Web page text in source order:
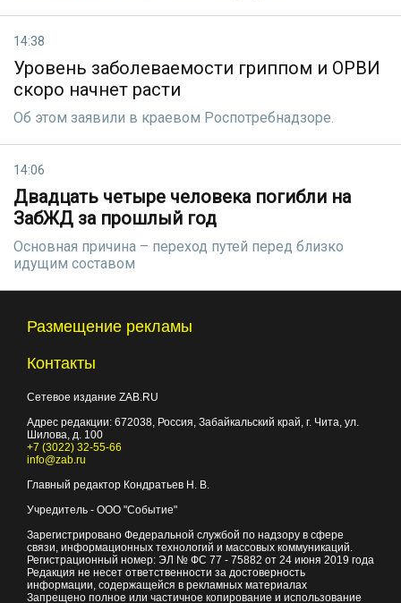
14:38
Уровень заболеваемости гриппом и ОРВИ
скоро начнет расти
Об этом заявили в краевом Роспотребнадзоре.
14:06
Двадцать четыре человека погибли на
ЗабЖД за прошлый год
Основная причина – переход путей перед близко
идущим составом
Размещение рекламы
Контакты
Сетевое издание ZAB.RU
Адрес редакции: 672038, Россия, Забайкальский край, г. Чита, ул.
Шилова, д. 100
+7 (3022) 32-55-66
info@zab.ru
Главный редактор Кондратьев Н. В.
Учредитель - ООО "Событие"
Зарегистрировано Федеральной службой по надзору в сфере
связи, информационных технологий и массовых коммуникаций.
Регистрационный номер: ЭЛ № ФС 77 - 75882 от 24 июня 2019 года
Редакция не несет ответственности за достоверность
информации, содержащейся в рекламных материалах
Запрещено полное или частичное копирование и использование